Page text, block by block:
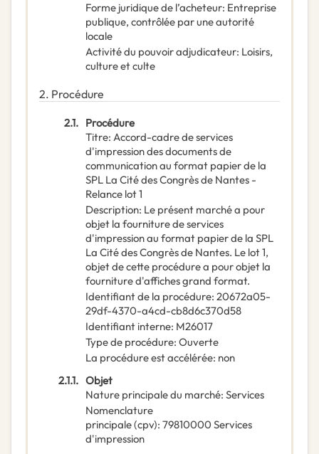
Forme juridique de l’acheteur: Entreprise
publique, contrôlée par une autorité
locale
Activité du pouvoir adjudicateur: Loisirs,
culture et culte
2. Procédure
2.1. Procédure
Titre: Accord-cadre de services
d'impression des documents de
communication au format papier de la
SPL La Cité des Congrès de Nantes -
Relance lot 1
Description: Le présent marché a pour
objet la fourniture de services
d'impression au format papier de la SPL
La Cité des Congrès de Nantes. Le lot 1,
objet de cette procédure a pour objet la
fourniture d'affiches grand format.
Identifiant de la procédure: 20672a05-
29df-4370-a4cd-cb8d6c370d58
Identifiant interne: M26017
Type de procédure: Ouverte
La procédure est accélérée: non
2.1.1. Objet
Nature principale du marché: Services
Nomenclature
principale(cpv): 79810000 Services
d'impression